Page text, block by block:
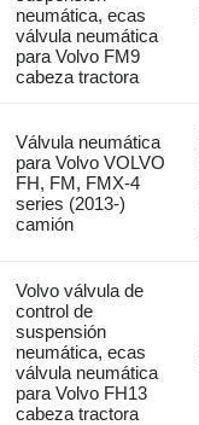
neumática, ecas
válvula neumática
para Volvo FM9
cabeza tractora
Válvula neumática
para Volvo VOLVO
FH, FM, FMX-4
series (2013-)
camión
Volvo válvula de
control de
suspensión
neumática, ecas
válvula neumática
para Volvo FH13
cabeza tractora